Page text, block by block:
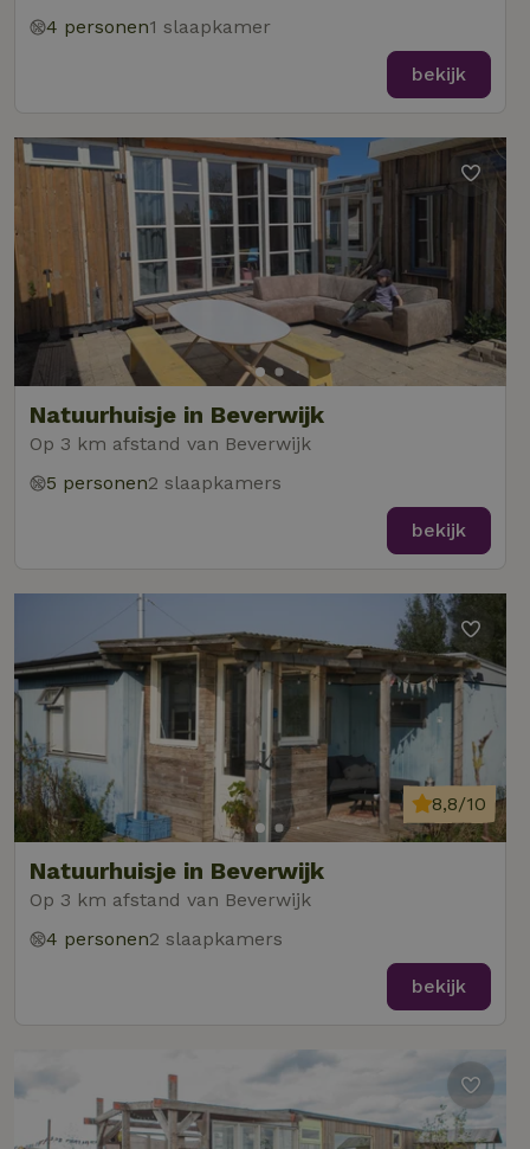
4 personen1 slaapkamer
bekijk
Natuurhuisje in Beverwijk
Op 3 km afstand van Beverwijk
5 personen2 slaapkamers
bekijk
Natuurhuisje in Beverwijk
Op 3 km afstand van Beverwijk
8,8/10
4 personen2 slaapkamers
bekijk